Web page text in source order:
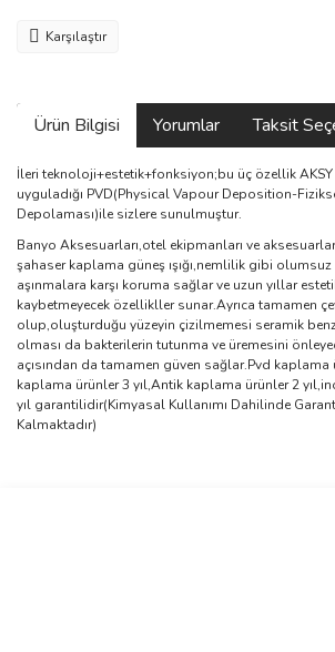
Karşılaştır
Ürün Bilgisi Yorumlar Taksit
İleri teknoloji+estetik+fonksiyon;bu üç özellik AKSY
uyguladığı PVD(Physical Vapour Deposition-
Depolaması)ile sizlere sunulmuştur.
Banyo Aksesuarları,otel ekipmanları ve
şahaser kaplama güneş ışığı,nemlilik gibi
aşınmalara karşı koruma sağlar ve uzun yıllar
kaybetmeyecek özellikller sunar.Ayrıca tamamen
olup,oluşturduğu yüzeyin çizilmemesi seramik
olması da bakterilerin tutunma ve üremesini
açısından da tamamen güven sağlar.Pvd kaplama
kaplama ürünler 3 yıl,Antik kaplama ürünler 2
yıl garantilidir(Kimyasal Kullanımı Dahilinde
Kalmaktadır)